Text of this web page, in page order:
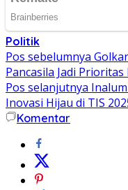
Politik
Navigasi
pos
Pos sebelumnya
Pancasila Jadi
Pos selanjutnya
Inovasi Hijau di TIS
Komentar